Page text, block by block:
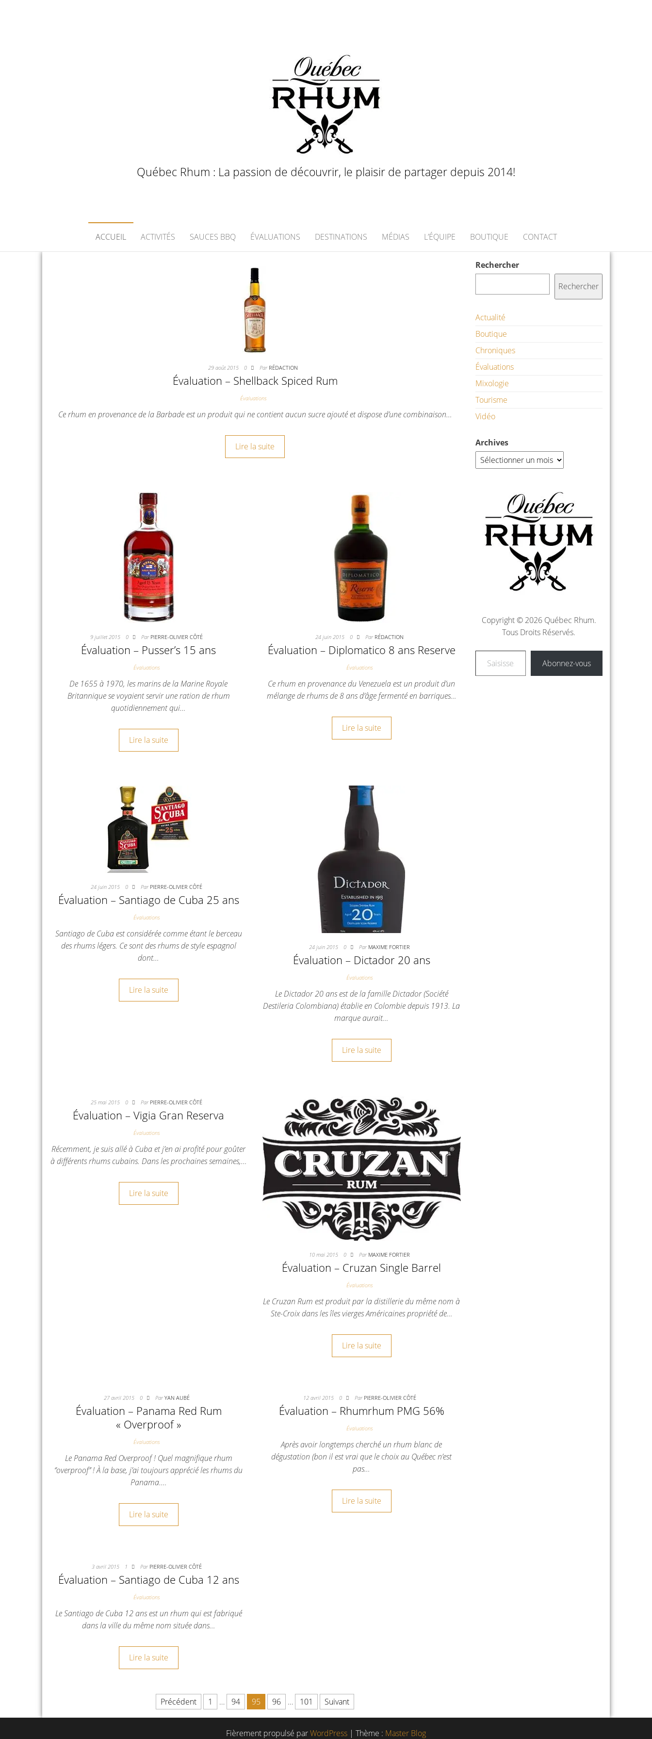
Québec Rhum : La passion de découvrir, le plaisir de partager depuis 2014!
ACCUEIL ACTIVITÉS SAUCES BBQ ÉVALUATIONS DESTINATIONS MÉDIAS L’ÉQUIPE BOUTIQUE CONTACT
29 août 2015 0 Par RÉDACTION
Évaluation – Shellback Spiced Rum
Évaluations
Ce rhum en provenance de la Barbade est un produit qui ne contient aucun sucre ajouté et dispose d’une combinaison…
Lire la suite
9 juillet 2015 0 Par PIERRE-OLIVIER CÔTÉ
Évaluation – Pusser’s 15 ans
Évaluations
De 1655 à 1970, les marins de la Marine Royale
Britannique se voyaient servir une ration de rhum
quotidiennement qui…
Lire la suite
24 juin 2015 0 Par RÉDACTION
Évaluation – Diplomatico 8 ans Reserve
Évaluations
Ce rhum en provenance du Venezuela est un produit d’un
mélange de rhums de 8 ans d’âge fermenté en barriques…
Lire la suite
24 juin 2015 0 Par PIERRE-OLIVIER CÔTÉ
Évaluation – Santiago de Cuba 25 ans
Évaluations
Santiago de Cuba est considérée comme étant le berceau
des rhums légers. Ce sont des rhums de style espagnol
dont…
Lire la suite
24 juin 2015 0 Par MAXIME FORTIER
Évaluation – Dictador 20 ans
Évaluations
Le Dictador 20 ans est de la famille Dictador (Société
Destileria Colombiana) établie en Colombie depuis 1913. La
marque aurait…
Lire la suite
25 mai 2015 0 Par PIERRE-OLIVIER CÔTÉ
Évaluation – Vigia Gran Reserva
Évaluations
Récemment, je suis allé à Cuba et j’en ai profité pour goûter
à différents rhums cubains. Dans les prochaines semaines,…
Lire la suite
10 mai 2015 0 Par MAXIME FORTIER
Évaluation – Cruzan Single Barrel
Évaluations
Le Cruzan Rum est produit par la distillerie du même nom à
Ste-Croix dans les îles vierges Américaines propriété de…
Lire la suite
27 avril 2015 0 ParYAN AUBÉ
Évaluation – Panama Red Rum
« Overproof »
Évaluations
Le Panama Red Overproof ! Quel magnifique rhum
‘’overproof’’ ! À la base, j’ai toujours apprécié les rhums du
Panama.…
Lire la suite
12 avril 2015 0 Par PIERRE-OLIVIER CÔTÉ
Évaluation – Rhumrhum PMG 56%
Évaluations
Après avoir longtemps cherché un rhum blanc de
dégustation (bon il est vrai que le choix au Québec n’est
pas…
Lire la suite
3 avril 2015 1 Par PIERRE-OLIVIER CÔTÉ
Évaluation – Santiago de Cuba 12 ans
Évaluations
Le Santiago de Cuba 12 ans est un rhum qui est fabriqué
dans la ville du même nom située dans…
Lire la suite
Précédent 1 … 94 95 96 … 101 Suivant
Rechercher
Rechercher
Actualité
Boutique
Chroniques
Évaluations
Mixologie
Tourisme
Vidéo
Archives
Copyright © 2026 Québec Rhum.
Tous Droits Réservés.
Abonnez-vous
Fièrement propulsé parWordPress | Thème : Master Blog